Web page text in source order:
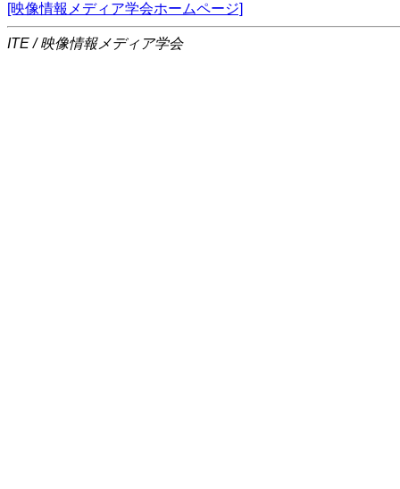
[映像情報メディア学会ホームページ]
ITE / 映像情報メディア学会